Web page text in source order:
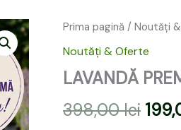
Prima pagină / Noutăți
Noutăți & Oferte
LAVANDĂ
398,00lei
inițial
a
fost:
Cantitate
PREMIUM
LA
GHIVECI
6